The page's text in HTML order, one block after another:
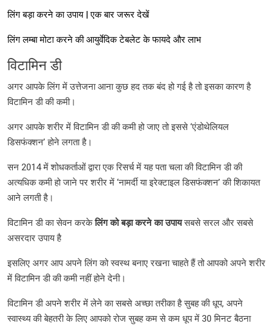
लिंग बड़ा करने का उपाय | एक बार जरूर देखें
लिंग लम्बा मोटा करने की आयुर्वेदिक टेबलेट के फायदे और लाभ
विटामिन डी
अगर आपके लिंग में उत्तेजना आना कुछ हद तक बंद हो गई है तो इसका कारण है
विटामिन डी की कमी।
अगर आपके शरीर में विटामिन डी की कमी हो जाए तो इससे ‘एंडोथेलियल
डिसफंक्शन’ होने लगता है।
सन 2014 में शोधकर्ताओं द्वारा एक रिसर्च में यह पता चला की विटामिन डी की
अत्यधिक कमी हो जाने पर शरीर में ‘नामर्दी या इरेक्टाइल डिसफंक्शन’ की शिकायत
आने लगती है।
विटामिन डी का सेवन करकेलिंगकोबड़ाकरनेकाउपायसबसे सरल और सबसे
असरदार उपाय है
इसलिए अगर आप अपने लिंग को स्वस्थ बनाए रखना चाहते हैं तो आपको अपने शरीर
में विटामिन डी की कमी नहीं होने देनी।
विटामिन डी अपने शरीर में लेने का सबसे अच्छा तरीका है सुबह की धूप, अपने
स्वास्थ्य की बेहतरी के लिए आपको रोज सुबह कम से कम धूप में 30 मिनट बैठना